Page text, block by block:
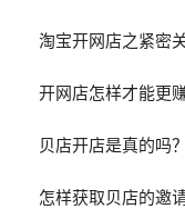
淘宝开网店之紧密
开网店怎样才能更赚
贝店开店是真的吗
怎样获取贝店的邀